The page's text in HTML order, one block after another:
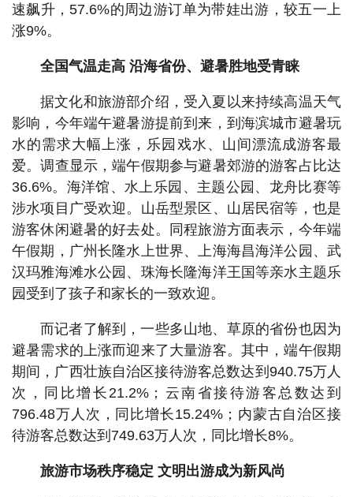
速飙升，57.6%的周边游订单为带娃出游，较五一上
涨9%。
全国气温走高 沿海省份、避暑胜地受青睐
据文化和旅游部介绍，受入夏以来持续高温天气
影响，今年端午避暑游提前到来，到海滨城市避暑玩
水的需求大幅上涨，乐园戏水、山间漂流成游客最
爱。调查显示，端午假期参与避暑郊游的游客占比达
36.6%。海洋馆、水上乐园、主题公园、龙舟比赛等
涉水项目广受欢迎。山岳型景区、山居民宿等，也是
游客休闲避暑的好去处。同程旅游方面表示，今年端
午假期，广州长隆水上世界、上海海昌海洋公园、武
汉玛雅海滩水公园、珠海长隆海洋王国等亲水主题乐
园受到了孩子和家长的一致欢迎。
而记者了解到，一些多山地、草原的省份也因为
避暑需求的上涨而迎来了大量游客。其中，端午假期
期间，广西壮族自治区接待游客总数达到940.75万人
次，同比增长21.2%；云南省接待游客总数达到
796.48万人次，同比增长15.24%；内蒙古自治区接
待游客总数达到749.63万人次，同比增长8%。
旅游市场秩序稳定 文明出游成为新风尚